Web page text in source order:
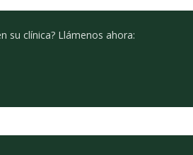
su clínica? Llámenos ahora: